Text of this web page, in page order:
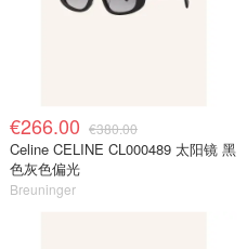
€266.00 €380.00
Celine CELINE CL000489 太阳镜 黑
色灰色偏光
Breuninger